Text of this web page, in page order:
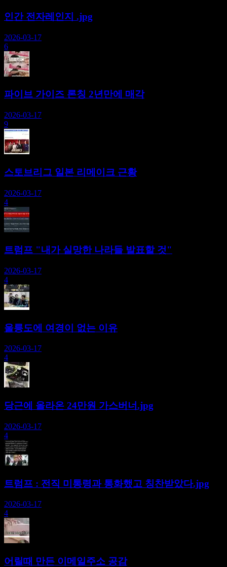
인간 전자레인지 .jpg
2026-03-17
6
파이브 가이즈 론칭 2년만에 매각
2026-03-17
9
스토브리그 일본 리메이크 근황
2026-03-17
4
트럼프 "내가 실망한 나라들 발표할 것"
2026-03-17
4
울릉도에 여경이 없는 이유
2026-03-17
4
당근에 올라온 24만원 가스버너.jpg
2026-03-17
4
트럼프 : 전직 미통령과 통화했고 칭찬받았다.jpg
2026-03-17
4
어릴때 만든 이메일주소 공감